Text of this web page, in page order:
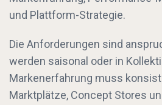
und Plattform-Strategie.
Die Anforderungen sind
werden saisonal oder in
Markenerfahrung muss
Marktplätze, Concept Stores